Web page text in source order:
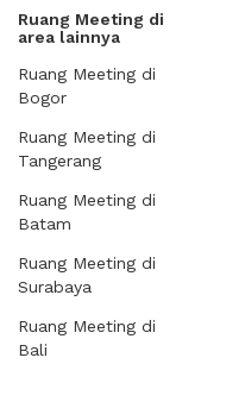
Ruang Meeting di
area lainnya
Ruang Meeting di
Bogor
Ruang Meeting di
Tangerang
Ruang Meeting di
Batam
Ruang Meeting di
Surabaya
Ruang Meeting di
Bali